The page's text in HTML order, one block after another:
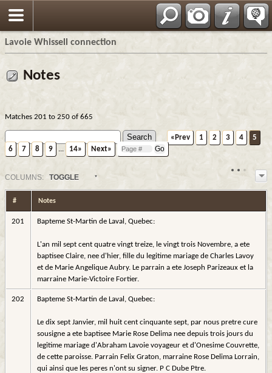
Lavoie Whissell connection
Notes
Matches 201 to 250 of 665
«Prev 1 2 3 4
5
6
7 8 9 ... 14» Next»
COLUMN S: TOGGLE
# Notes
201 Bapteme St-Martin de Laval, Quebec:
L'an mil sept cent quatre vingt treize, le vingt trois Novembre, a ete
baptisee Claire, nee d'hier, fille du legitime mariage de Charles Lavoy
et de Marie Angelique Aubry. Le parrain a ete Joseph Parizeaux et la
marraine Marie-Victoire Fortier.
202 Bapteme St-Martin de Laval, Quebec:
Le dix sept Janvier, mil huit cent cinquante sept, par nous pretre cure
sousigne a ete baptisee Marie Rose Delima nee depuis trois jours du
legitime mariage d'Abraham Lavoie voyageur et d'Onesime Couvrette,
de cette paroisse. Parrain Felix Graton, marraine Rose Delima Lorrain,
qui ainsi que les peres n'ont su signer. P C Dube Ptre.